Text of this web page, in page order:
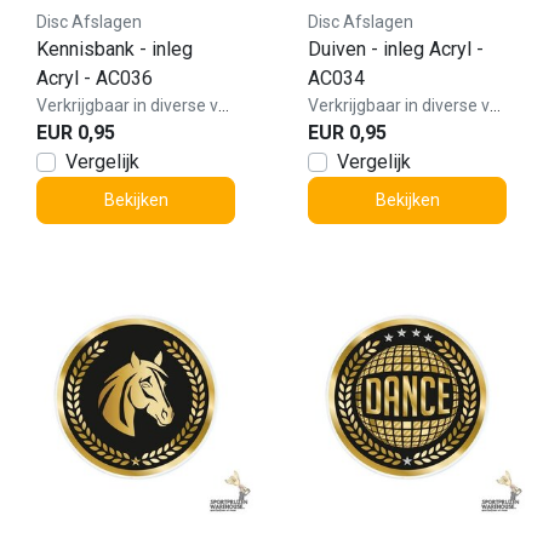
Disc Afslagen
Kennisbank - inleg
Acryl - AC036
EUR 0,95
Vergelijk
Bekijken
Disc Afslagen
Duiven - inleg Acryl -
AC034
EUR 0,95
Vergelijk
Bekijken